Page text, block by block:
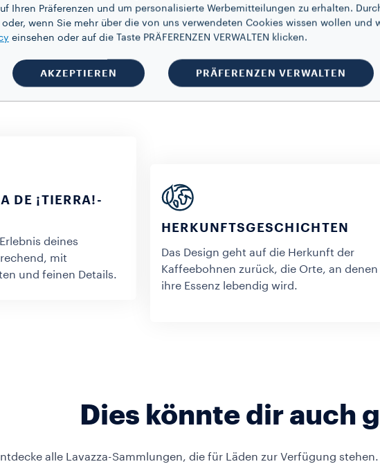
die Geschmackswelt von
DE ¡TIERRA!-
deines
mit
und feinen Details.
HERKUNFTSGESCHICHTEN
Das Design geht auf die Herkunft der
Kaffeebohnen zurück, die Orte, an denen
ihre Essenz lebendig wird.
Dies könnte dir auch
alle Lavazza-Sammlungen, die für Läden zur Verfügung
Ihren Präferenzen und um personalisierte Werbemitteilungen zu erhalten.
wenn Sie mehr über die von uns verwendeten Cookies wissen wollen und
einsehen oder auf die Taste PRÄFERENZEN VERWALTEN klicken.
AKZEPTIEREN PRÄFERENZEN VERWALTEN